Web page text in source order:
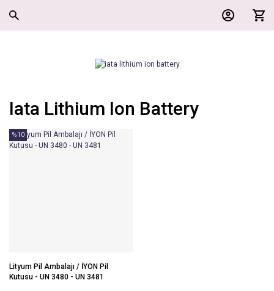
Iata Lithium Ion Battery
%10
Lityum Pil Ambalajı / İYON Pil
Kutusu - UN 3480 - UN 3481